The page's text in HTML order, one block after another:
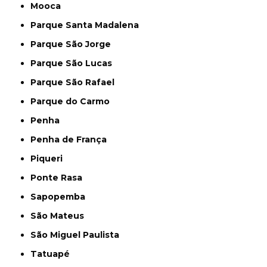
Mooca
Parque Santa Madalena
Parque São Jorge
Parque São Lucas
Parque São Rafael
Parque do Carmo
Penha
Penha de França
Piqueri
Ponte Rasa
Sapopemba
São Mateus
São Miguel Paulista
Tatuapé